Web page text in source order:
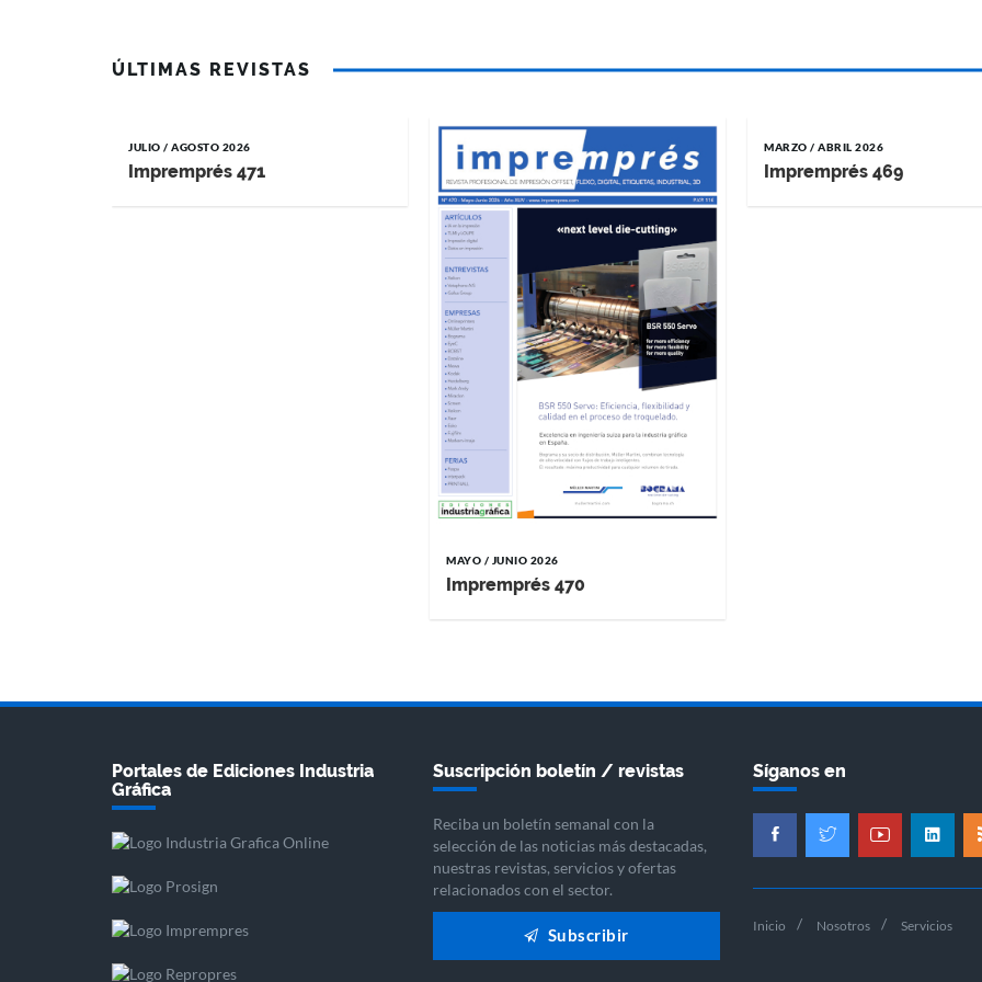
ÚLTIMAS REVISTAS
JULIO / AGOSTO 2026
Impremprés 471
MAYO / JUNIO 2026
Impremprés 470
MARZO / ABRIL 2026
Impremprés 469
Portales de Ediciones Industria
Gráfica
Suscripción boletín / revistas
Reciba un boletín semanal con la
selección de las noticias más destacadas,
nuestras revistas, servicios y ofertas
relacionados con el sector.
Subscribir
Síganos en
Inicio Nosotros Servicios